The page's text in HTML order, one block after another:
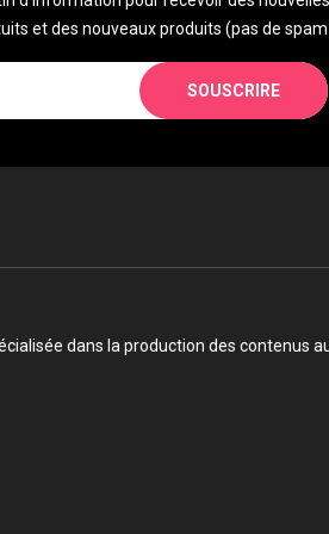
et des nouveaux produits (pas de spam
SOUSCRIRE
dans la production des contenus